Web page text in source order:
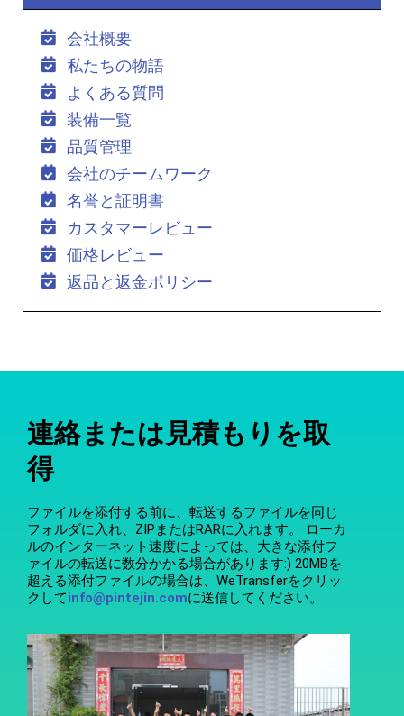
会社概要
私たちの物語
よくある質問
装備一覧
品質管理
会社のチームワーク
名誉と証明書
カスタマーレビュー
価格レビュー
返品と返金ポリシー
連絡または見積もりを取
得
ファイルを添付する前に、転送するファイルを同じ
フォルダに入れ、ZIPまたはRARに入れます。 ローカ
ルのインターネット速度によっては、大きな添付フ
ァイルの転送に数分かかる場合があります:) 20MBを
超える添付ファイルの場合は、WeTransferをクリッ
クしてinfo@pintejin.comに送信してください。